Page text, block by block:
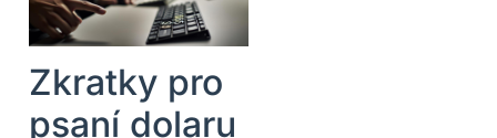
Zkratky pro
psaní dolaru